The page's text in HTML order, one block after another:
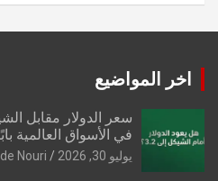
اخر المواضيع
سعر الدولار مقابل
في الأسواق العالمية
يوليو 30, 2026 Nouri